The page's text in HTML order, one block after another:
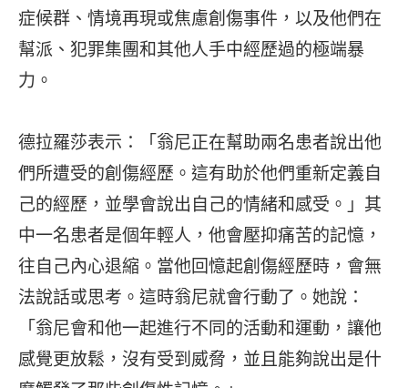
症候群、情境再現或焦慮創傷事件，以及他們在
幫派、犯罪集團和其他人手中經歷過的極端暴
力。
德拉羅莎表示：「翁尼正在幫助兩名患者說出他
們所遭受的創傷經歷。這有助於他們重新定義自
己的經歷，並學會說出自己的情緒和感受。」其
中一名患者是個年輕人，他會壓抑痛苦的記憶，
往自己內心退縮。當他回憶起創傷經歷時，會無
法說話或思考。這時翁尼就會行動了。她說：
「翁尼會和他一起進行不同的活動和運動，讓他
感覺更放鬆，沒有受到威脅，並且能夠說出是什